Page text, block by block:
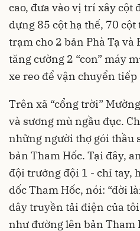
cao, đưa vào vị trí xây cột
dựng 85 cột hạ thế, 70
trạm cho 2 bản Phà Tạ và
tăng cường 2 “con” máy
xe reo để vận chuyển tiếp
Trên xã “cổng trời”
và sương mù ngầu đục.
những người thợ gói thầu
bản Tham Hốc. Tại đây,
đội trưởng đội 1 - chỉ tay,
dốc Tham Hốc, nói: “đời
dây truyền tải điện của
như đường lên bản Tham